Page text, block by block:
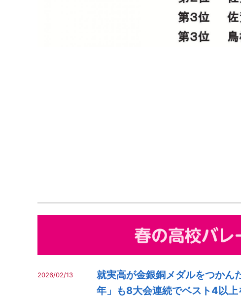
2026/02/13
就実高が金銀銅メダルをつかん
年」も8大会連続でベスト4以上